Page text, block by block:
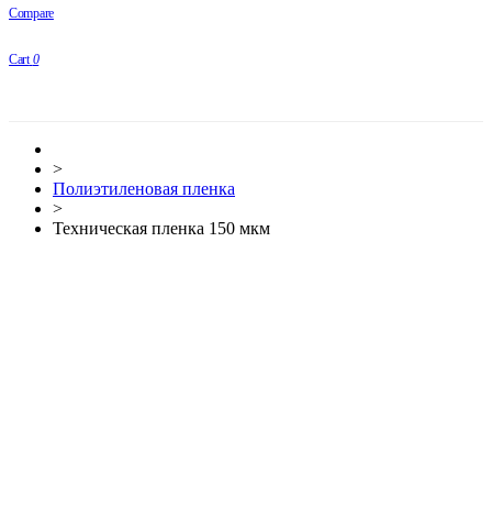
Compare
Cart 0
>
Полиэтиленовая пленка
>
Техническая пленка 150 мкм